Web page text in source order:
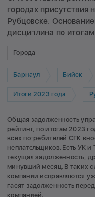
городах
Рубцовске.
дисциплина по
Города
Барнаул Бийск
Итоги 2023 года
Общая задолженность
рейтинг, по итогам 2023
всех потребителей СГК
неплательщиков. Есть УК
текущая задолженность,
минувший месяц. В таких
компании исправляются
гасят задолженность
компанией.